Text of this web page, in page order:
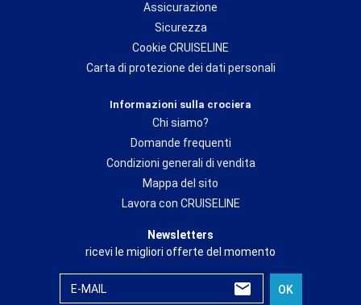
Assicurazione
Sicurezza
Cookie CRUISELINE
Carta di protezione dei dati personali
Informazioni sulla crociera
Chi siamo?
Domande frequenti
Condizioni generali di vendita
Mappa del sito
Lavora con CRUISELINE
Newsletters
ricevi le migliori offerte del momento
E-MAIL OK